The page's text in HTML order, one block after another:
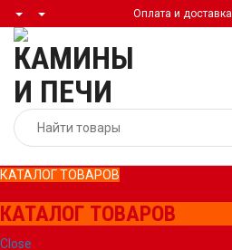
Оплата и доставка
КАТАЛОГ ТОВАРОВ
КАТАЛОГ ТОВАРОВ
Close